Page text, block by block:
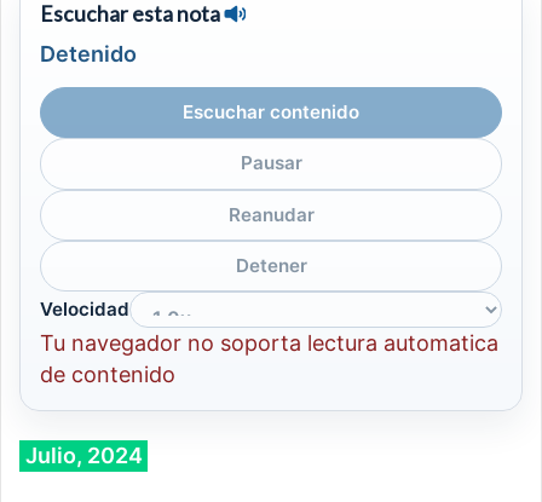
Escuchar esta nota
Detenido
Escuchar contenido
Pausar
Reanudar
Detener
Velocidad
Tu navegador no soporta lectura automatica
de contenido
Julio, 2024